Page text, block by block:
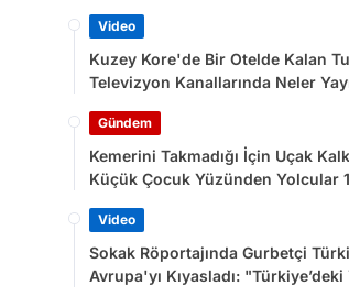
Video
Kuzey Kore'de Bir Otelde Kalan
Televizyon Kanallarında Neler
Gündem
Kemerini Takmadığı İçin Uçak
Küçük Çocuk Yüzünden Yolcular
Video
Sokak Röportajında Gurbetçi
Avrupa'yı Kıyasladı: "Türkiye’deki